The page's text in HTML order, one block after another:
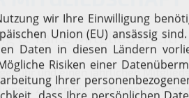
& faire
und einen jährlichen
zahlen Sie auch einen